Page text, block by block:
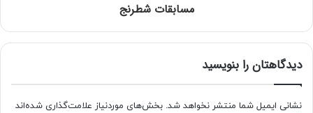
امتیاز کاربران:اولین نفری باشید که امتیاز می دهد!
مسابقات شطرنج
دیدگاهتان را بنویسید
نشانی ایمیل شما منتشر نخواهد شد. بخش‌های موردنیاز علامت‌گذاری شده‌اند